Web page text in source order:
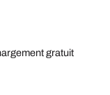
gratuit